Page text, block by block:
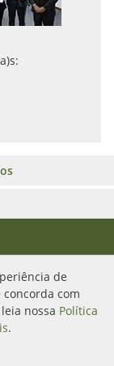
de
concorda com
nossa Política
.
SoundCloud